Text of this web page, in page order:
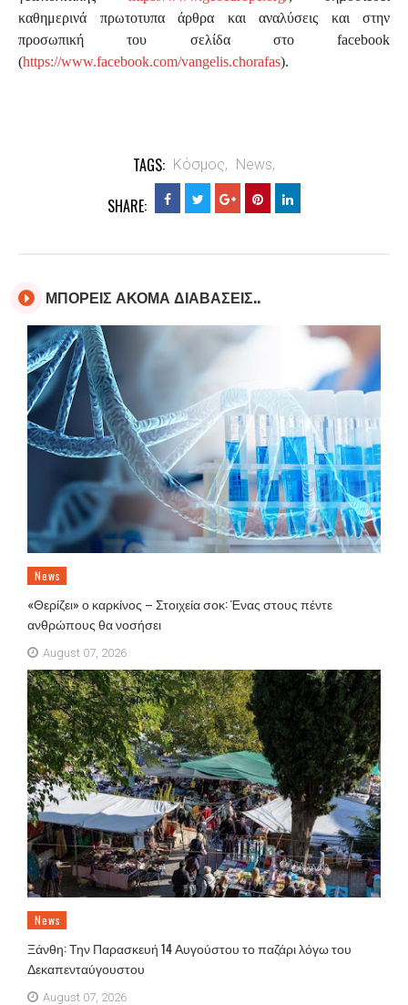
καθημερινά πρωτοτυπα άρθρα και αναλύσεις και στην
προσωπική του σελίδα στο facebook
(https://www.facebook.com/vangelis.chorafas).
TAGS: Κόσμος, News,
SHARE:
ΜΠΟΡΕΙΣ ΑΚΟΜΑ ΔΙΑΒΑΣΕΙΣ..
News
«Θερίζει» ο καρκίνος – Στοιχεία σοκ: Ένας στους πέντε
ανθρώπους θα νοσήσει
August 07, 2026
News
Ξάνθη: Την Παρασκευή 14 Αυγούστου το παζάρι λόγω του
Δεκαπενταύγουστου
August 07, 2026